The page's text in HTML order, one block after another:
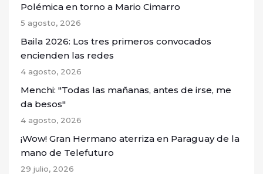
Polémica en torno a Mario Cimarro
5 agosto, 2026
Baila 2026: Los tres primeros convocados
encienden las redes
4 agosto, 2026
Menchi: "Todas las mañanas, antes de irse, me
da besos"
4 agosto, 2026
¡Wow! Gran Hermano aterriza en Paraguay de la
mano de Telefuturo
29 julio, 2026